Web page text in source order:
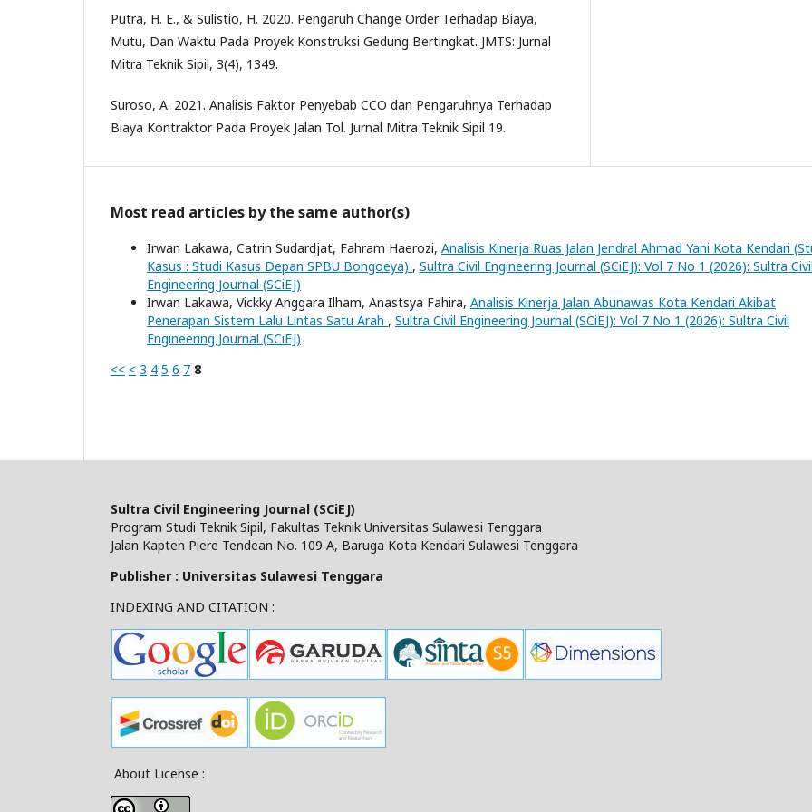
Putra, H. E., & Sulistio, H. 2020. Pengaruh Change Order Terhadap Biaya,
Mutu, Dan Waktu Pada Proyek Konstruksi Gedung Bertingkat. JMTS: Jurnal
Mitra Teknik Sipil, 3(4), 1349.
Suroso, A. 2021. Analisis Faktor Penyebab CCO dan Pengaruhnya Terhadap
Biaya Kontraktor Pada Proyek Jalan Tol. Jurnal Mitra Teknik Sipil 19.
Most read articles by the same author(s)
Irwan Lakawa, Catrin Sudardjat, Fahram Haerozi, Analisis Kinerja Ruas Jalan Jendral Ahmad Yani Kota Kendari
Kasus : Studi Kasus Depan SPBU Bongoeya) , Sultra Civil Engineering Journal (SCiEJ): Vol 7 No 1 (2026): Sultra Civil
Engineering Journal (SCiEJ)
Irwan Lakawa, Vickky Anggara Ilham, Anastsya Fahira, Analisis Kinerja Jalan Abunawas Kota Kendari Akibat
Penerapan Sistem Lalu Lintas Satu Arah , Sultra Civil Engineering Journal (SCiEJ): Vol 7 No 1 (2026): Sultra Civil
Engineering Journal (SCiEJ)
<< < 3 4 5 6 7 8
Sultra Civil Engineering Journal (SCiEJ)
Program Studi Teknik Sipil, Fakultas Teknik Universitas Sulawesi Tenggara
Jalan Kapten Piere Tendean No. 109 A, Baruga Kota Kendari Sulawesi Tenggara
Publisher : Universitas Sulawesi Tenggara
INDEXING AND CITATION :
About License :